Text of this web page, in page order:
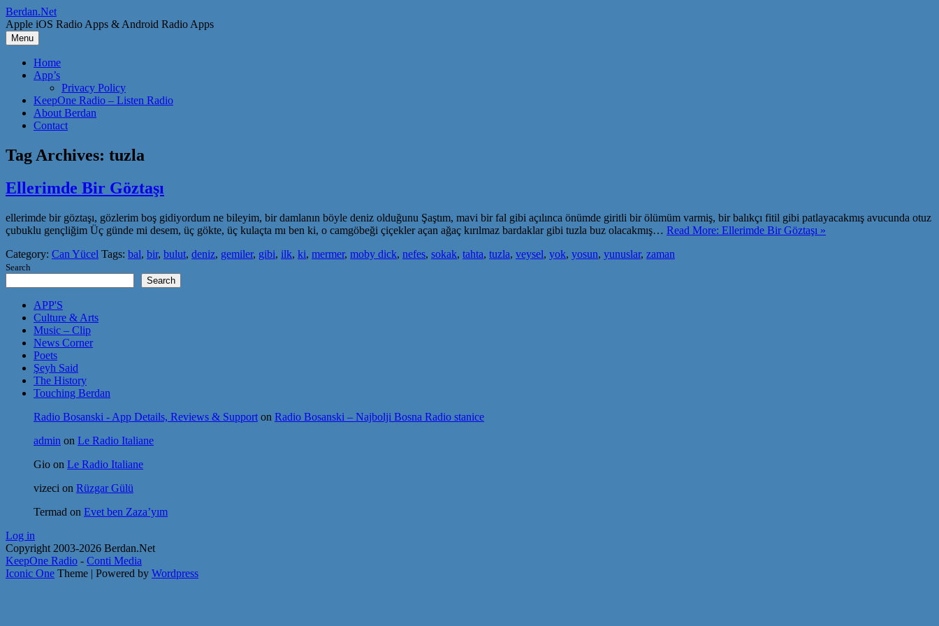
Skip
to
content
Berdan.Net
Apple iOS Radio Apps & Android Radio Apps
Menu
Home
App’s
Privacy Policy
KeepOne Radio – Listen Radio
About Berdan
Contact
Tag Archives: tuzla
Ellerimde Bir Göztaşı
ellerimde bir göztaşı, gözlerim boş gidiyordum ne bileyim, bir damlanın böyle deniz olduğunu Şaştım, mavi bir fal gibi açılınca önümde giritli bir ölümüm varmiş, bir balıkçı fitil gibi patlayacakmış avucunda otuz
çubuklu gençliğim Üç günde mi desem, üç gökte, üç kulaçta mı ben ki, o camgöbeği çiçekler açan ağaç kırılmaz bardaklar gibi tuzla buz olacakmış… Read More: Ellerimde Bir Göztaşı »
Category: Can Yücel Tags: bal, bir, bulut, deniz, gemiler, gibi, ilk, ki, mermer, moby dick, nefes, sokak, tahta, tuzla, veysel, yok, yosun, yunuslar, zaman
Search
Search
APP'S
Culture & Arts
Music – Clip
News Corner
Poets
Şeyh Said
The History
Touching Berdan
Radio Bosanski - App Details, Reviews & Support on Radio Bosanski – Najbolji Bosna Radio stanice
admin on Le Radio Italiane
Gio on Le Radio Italiane
vizeci on Rüzgar Gülü
Termad on Evet ben Zaza’yım
Log in
Copyright 2003-2026 Berdan.Net
KeepOne Radio - Conti Media
Iconic One Theme | Powered by Wordpress